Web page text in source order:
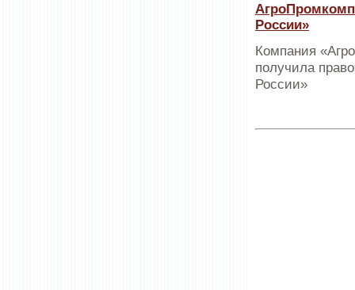
России»
Компания
получила
России»